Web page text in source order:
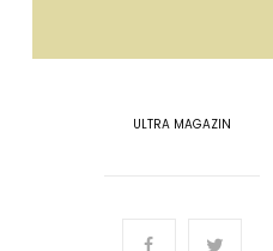
ULTRA MAGAZIN